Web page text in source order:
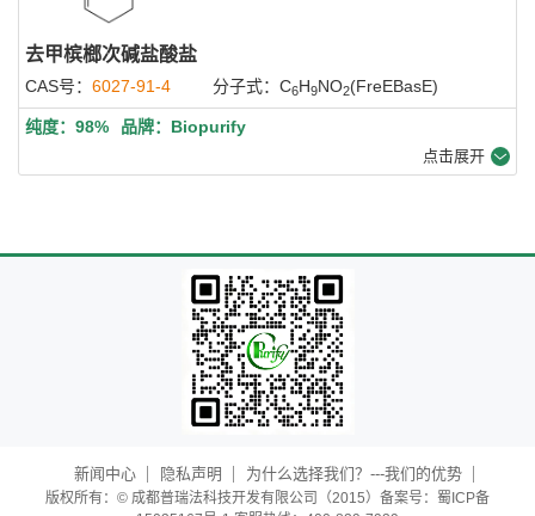
去甲槟榔次碱盐酸盐
CAS号： 6027-91-4 分子式：C6H9NO2(FreEBasE)
纯度：98% 品牌：Biopurify
点击展开
新闻中心 隐私声明 为什么选择我们？---我们的优势
版权所有：© 成都普瑞法科技开发有限公司（2015）备案号：蜀ICP备